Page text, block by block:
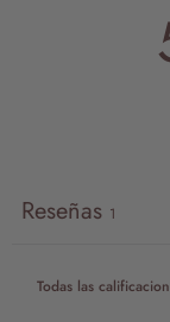
Reseñas 1